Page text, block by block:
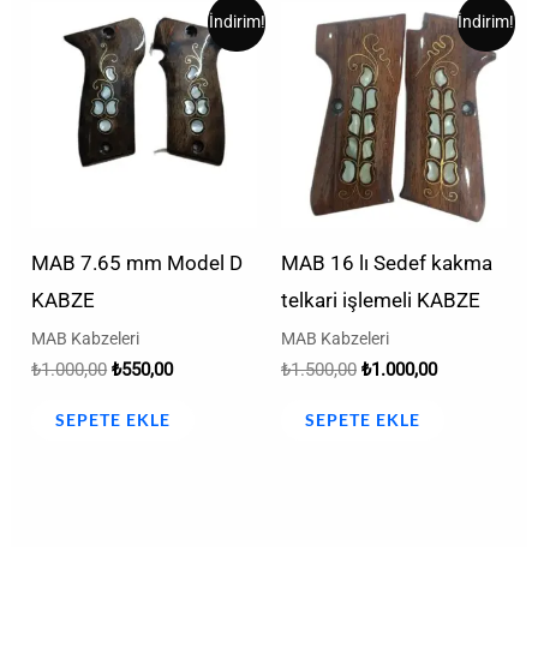
İndirim!
MAB 7.65 mm Model D
KABZE
MAB Kabzeleri
₺1.000,00
Orijinal
fiyat:
₺1.000,00.
₺550,00
andaki
fiyat:
₺550,00.
SEPETE EKLE
İndirim!
MAB 16 lı Sedef kakma
telkari işlemeli KABZE
MAB Kabzeleri
₺1.500,00
Orijinal
fiyat:
₺1.500,00.
₺1.000,00
Şu
andaki
fiyat:
₺1.000,00.
SEPETE EKLE